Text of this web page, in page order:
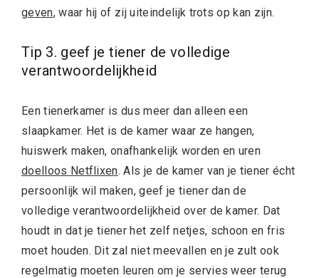
geven, waar hij of zij uiteindelijk trots op kan zijn.
Tip 3. geef je tiener de volledige
verantwoordelijkheid
Een tienerkamer is dus meer dan alleen een
slaapkamer. Het is de kamer waar ze hangen,
huiswerk maken, onafhankelijk worden en uren
doelloos Netflixen. Als je de kamer van je tiener écht
persoonlijk wil maken, geef je tiener dan de
volledige verantwoordelijkheid over de kamer. Dat
houdt in dat je tiener het zelf netjes, schoon en fris
moet houden. Dit zal niet meevallen en je zult ook
regelmatig moeten leuren om je servies weer terug